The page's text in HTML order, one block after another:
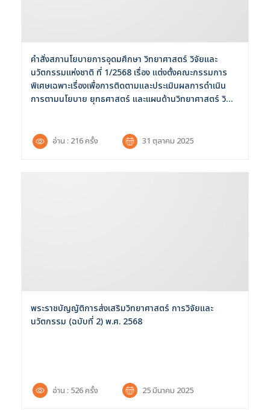
คำสั่งสภานโยบายการอุดมศึกษา วิทยาศาสตร์ วิจัยและ
นวัตกรรมแห่งชาติ ที่ 1/2568 เรื่อง แต่งตั้งคณะกรรมการ
พิเศษเฉพาะเรื่องเพื่อการติดตามและประเมินผลการดำเนิน
การตามนโยบาย ยุทธศาสตร์ และแผนด้านวิทยาศาสตร์ วิจัย
อ่าน : 216 ครั้ง 31 ตุลาคม 2025
พระราชบัญญัติการส่งเสริมวิทยาศาสตร์ การวิจัยและ
นวัตกรรม (ฉบับที่ 2) พ.ศ. 2568
อ่าน : 526 ครั้ง 25 มีนาคม 2025